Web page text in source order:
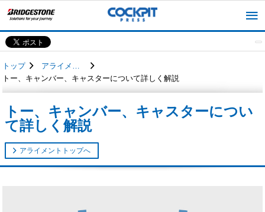
トップ
アライメント
トー、キャンバー、キャスターについて詳しく解説
トー、キャンバー、キャスターについ
て詳しく解説
アライメントトップへ